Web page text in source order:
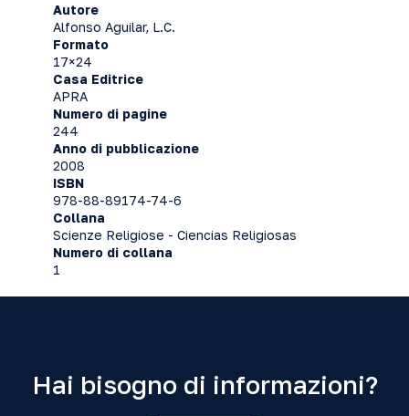
Autore
Alfonso Aguilar, L.C.
Formato
17×24
Casa Editrice
APRA
Numero di pagine
244
Anno di pubblicazione
2008
ISBN
978-88-89174-74-6
Collana
Scienze Religiose - Ciencias Religiosas
Numero di collana
1
Hai bisogno di informazioni?